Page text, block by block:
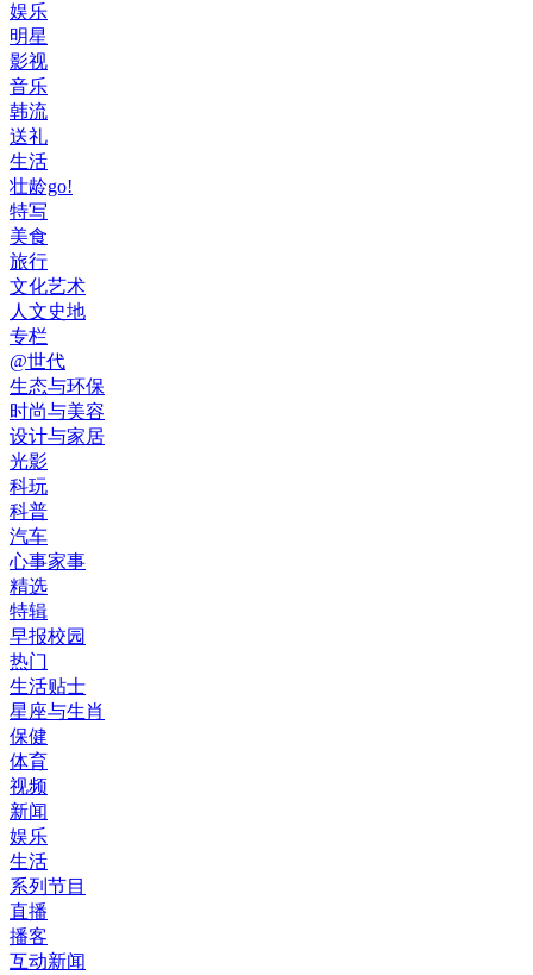
娱乐
明星
影视
音乐
韩流
送礼
生活
壮龄go!
特写
美食
旅行
文化艺术
人文史地
专栏
@世代
生态与环保
时尚与美容
设计与家居
光影
科玩
科普
汽车
心事家事
精选
特辑
早报校园
热门
生活贴士
星座与生肖
保健
体育
视频
新闻
娱乐
生活
系列节目
直播
播客
互动新闻